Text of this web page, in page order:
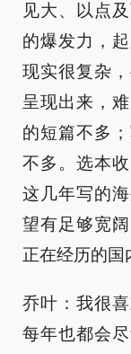
见大、以点
的爆发力，
现实很复杂
呈现出来，
的短篇不多
不多。选本
这几年写的
望有足够宽
正在经历的国
乔叶：我很
每年也都会